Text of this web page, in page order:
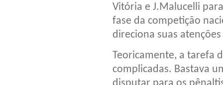
Vitória e J.Malucelli
fase da competição
direciona suas
Teoricamente, a tarefa
complicadas. Bastava